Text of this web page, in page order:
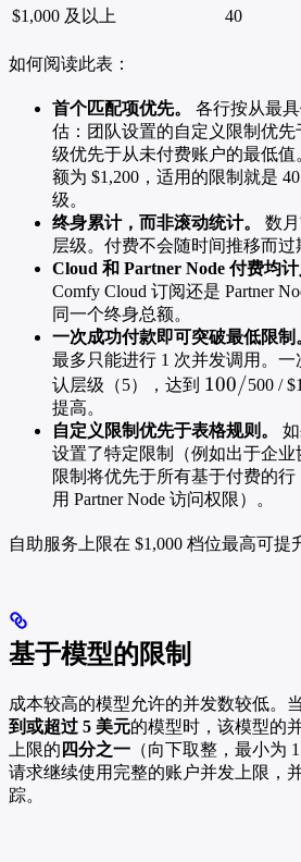
$1,000 及以上
40
如何阅读此表：
首个匹配项优先。
各行按从最
估：团队设置的自定义限制优
级优先于从未付费账户的最低
额为 $1,200，适用的限制就是
级。
终身累计，而非滚动统计。
数
层级。付费不会随时间推移而过
Cloud 和 Partner Node 付费均计
Comfy Cloud 订阅还是 Partner
同一个终身总额。
一次成功付款即可突破最低限制
最多只能进行 1 次并发调用。
认层级（5），达到 100
100/500 /
提高。
自定义限制优先于表格规则。
设置了特定限制（例如出于企
限制将优先于所有基于付费的
用 Partner Node 访问权限）。
自助服务上限在 $1,000 档位最高可提
基于模型的限制
成本较高的模型允许的并发数较低。
到或超过 5 美元的模型时，该模型的
上限的 四分之一 （向下取整，最小为
请求继续使用完整的账户并发上限，
踪。